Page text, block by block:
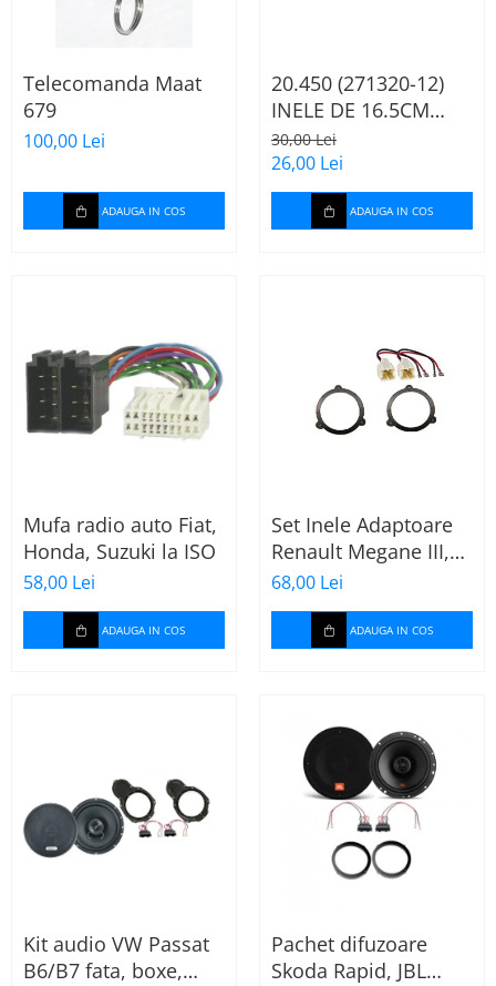
Telecomanda Maat
679
100,00 Lei
ADAUGA IN COS
20.450 (271320-12)
INELE DE 16.5CM
AUDI A2, 2000-2005
30,00 Lei
26,00 Lei
ADAUGA IN COS
Mufa radio auto Fiat,
Honda, Suzuki la ISO
58,00 Lei
ADAUGA IN COS
Set Inele Adaptoare
Renault Megane III,
Dacia + Adaptor
conector difuzor
68,00 Lei
ADAUGA IN COS
Kit audio VW Passat
B6/B7 fata, boxe,
Pachet difuzoare
Skoda Rapid, JBL